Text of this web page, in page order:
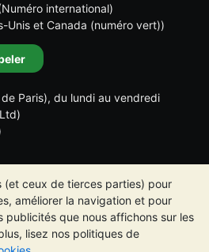
(et ceux de tierces parties) pour
améliorer la navigation et pour
publicités que nous affichons sur les
lisez nos politiques de
international)
Unis et Canada (numéro vert))
Paris), du lundi au vendredi